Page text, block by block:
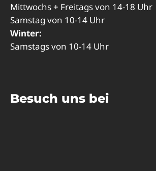
Mittwochs + Freitags von 14-18 Uhr
Samstag von 10-14 Uhr
Winter:
Samstags von 10-14 Uhr
Besuch uns bei